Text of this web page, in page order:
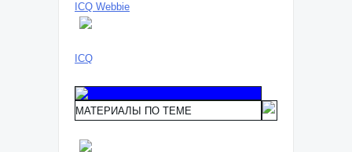
ICQ Webbie
ICQ
МАТЕРИАЛЫ ПО ТЕМЕ